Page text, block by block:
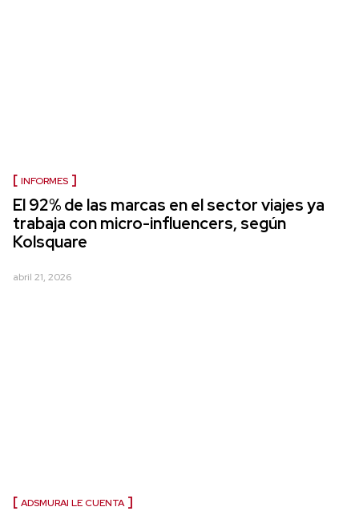
INFORMES
El 92% de las marcas en el sector viajes ya
trabaja con micro-influencers, según
Kolsquare
abril 21, 2026
ADSMURAI LE CUENTA